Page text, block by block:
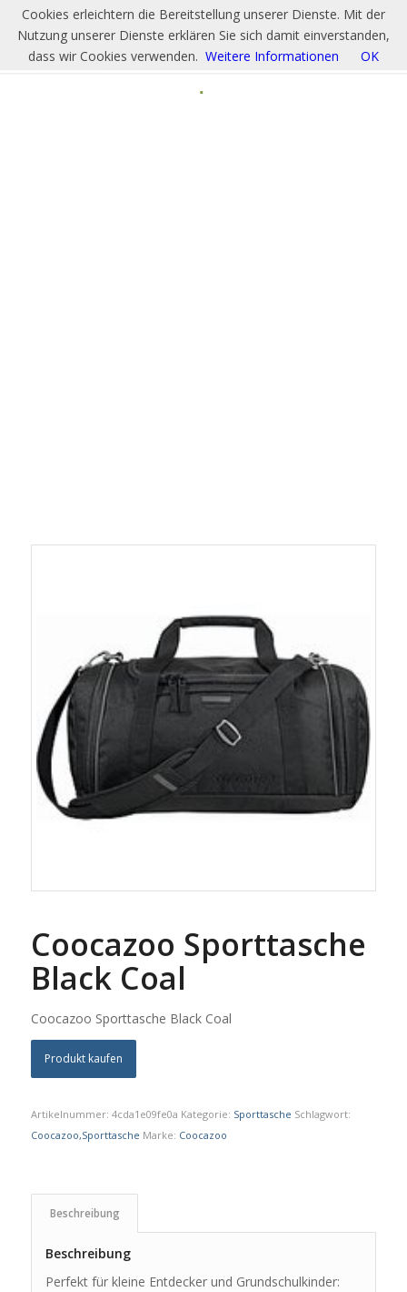
Coocazoo Sporttasche
Black Coal
Coocazoo Sporttasche Black Coal
Produkt kaufen
Artikelnummer: 4cda1e09fe0a Kategorie: Sporttasche Schlagwort:
Coocazoo,Sporttasche Marke: Coocazoo
Beschreibung
Beschreibung
Perfekt für kleine Entdecker und Grundschulkinder:
Cookies erleichtern die Bereitstellung unserer Dienste. Mit der
Nutzung unserer Dienste erklären Sie sich damit einverstanden,
dass wir Cookies verwenden. Weitere Informationen OK